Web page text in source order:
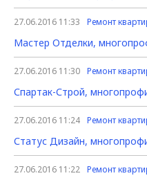
27.06.2016 11:33 Ремонт
Мастер Отделки,
27.06.2016 11:30 Ремонт
Спартак-Строй,
27.06.2016 11:24 Ремонт
Статус Дизайн,
27.06.2016 11:22 Ремонт